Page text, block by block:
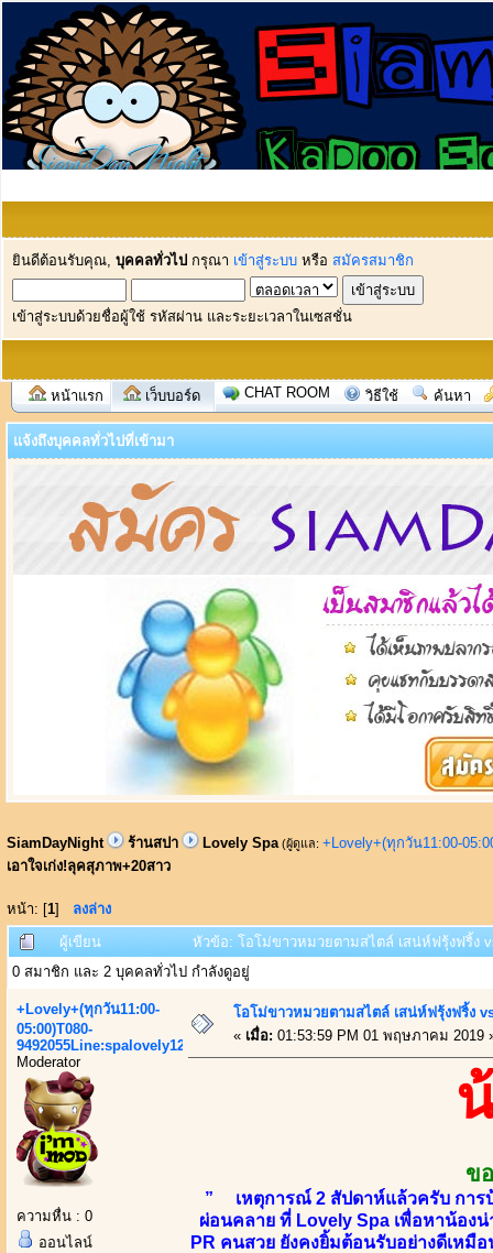
ยินดีต้อนรับคุณ, บุคคลทั่วไป กรุณา เข้าสู่ระบบ หรือ สมัครสมาชิก
เข้าสู่ระบบด้วยชื่อผู้ใช้ รหัสผ่าน และระยะเวลาในเซสชั่น
หน้าแรก เว็บบอร์ด CHAT ROOM วิธีใช้ ค้นหา
แจ้งถึงบุคคลทั่วไปที่เข้ามา
SiamDayNight ร้านสปา Lovely Spa (ผู้ดูแล: +Lovely+(ทุกวัน11:00-
เอาใจเก่ง!ลุคสุภาพ+20สาว
หน้า: [1] ลงล่าง
ผู้เขียน
หัวข้อ: โอโม่ขาวหมวยตามสไตล์ เสน่ห์ฟรุ้งฟริ้ง
0 สมาชิก และ 2 บุคคลทั่วไป กำลังดูอยู่
+Lovely+(ทุกวัน11:00-
05:00)T080-
9492055Line:spalovely123
Moderator
ความหื่น : 0
ออนไลน์
โอโม่ขาวหมวยตามสไตล์ เสน่ห์ฟรุ้งฟริ้ง
« เมื่อ: 01:53:59 PM 01 พฤษภาคม 2019
ข
” เหตุการณ์ 2 สัปดาห์แล้วครับ การ
ผ่อนคลาย ที่ Lovely Spa เพื่อหาน้อง
PR คนสวย ยังคงยิ้มต้อนรับอย่างดีเห